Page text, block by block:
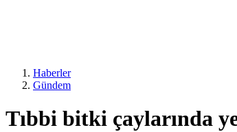
Haberler
Gündem
Tıbbi bitki çaylarında